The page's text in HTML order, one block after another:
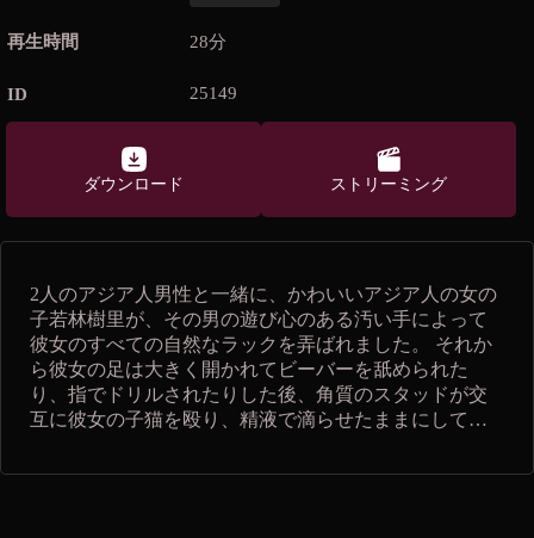
再生時間 28分
ID 25149
ダウンロード ストリーミング
2人のアジア人男性と一緒に、かわいいアジア人の女の
子若林樹里が、その男の遊び心のある汚い手によって
彼女のすべての自然なラックを弄ばれました。 それか
ら彼女の足は大きく開かれてビーバーを舐められた
り、指でドリルされたりした後、角質のスタッドが交
互に彼女の子猫を殴り、精液で滴らせたままにしてお